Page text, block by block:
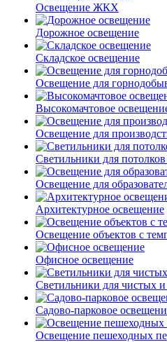
Освещение ЖКХ
Дорожное освещение
Складское освещение
Освещение для
Высокомачтовое
Освещение для
Светильники для
Освещение для
Архитектурное освещение
Освещение объектов с
Офисное освещение
Светильники для чистых
Садово-парковое
Освещение пешеходных